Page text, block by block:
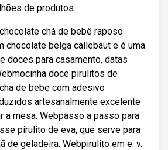
de produtos.
chá de bebê raposo
chocolate belga callebaut e é uma
doces para casamento, datas
doce pirulitos de
de bebe com adesivo
artesanalmente excelente
a mesa. Webpasso a passo para
pirulito de eva, que serve para
de geladeira. Webpirulito em e. v.